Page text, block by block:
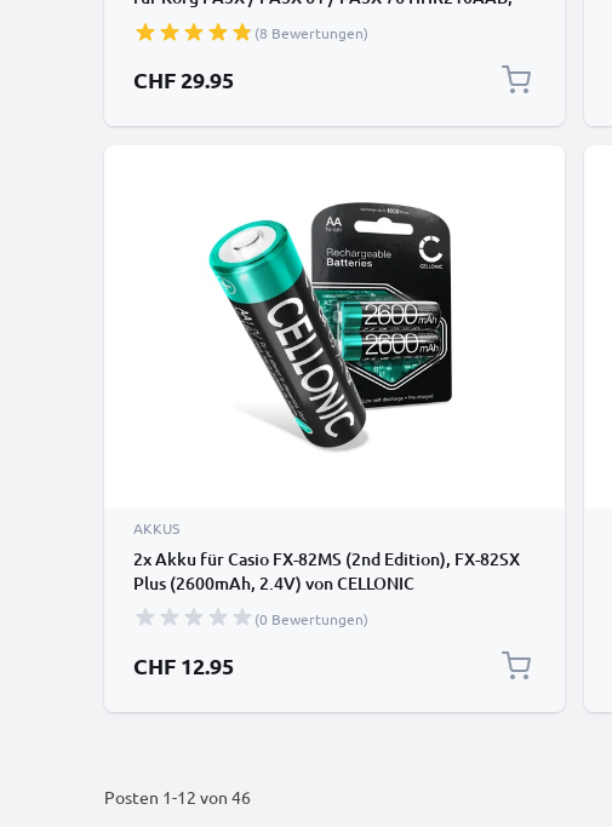
KITBAT1002 - Zusatzakku 2000mAh, Batterie
(8 Bewertungen)
CHF 29.95
AKKUS
2x Akku für Casio FX-82MS (2nd Edition), FX-82SX
Plus (2600mAh, 2.4V) von CELLONIC
(0 Bewertungen)
CHF 12.95
Posten 1-12 von 46